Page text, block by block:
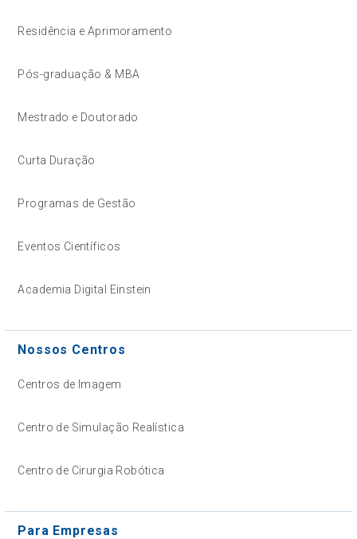
Residência e Aprimoramento
Pós-graduação & MBA
Mestrado e Doutorado
Curta Duração
Programas de Gestão
Eventos Científicos
Academia Digital Einstein
Nossos Centros
Centros de Imagem
Centro de Simulação Realística
Centro de Cirurgia Robótica
Para Empresas